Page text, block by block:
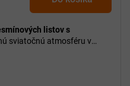
listov s
sviatočnú atmosféru v